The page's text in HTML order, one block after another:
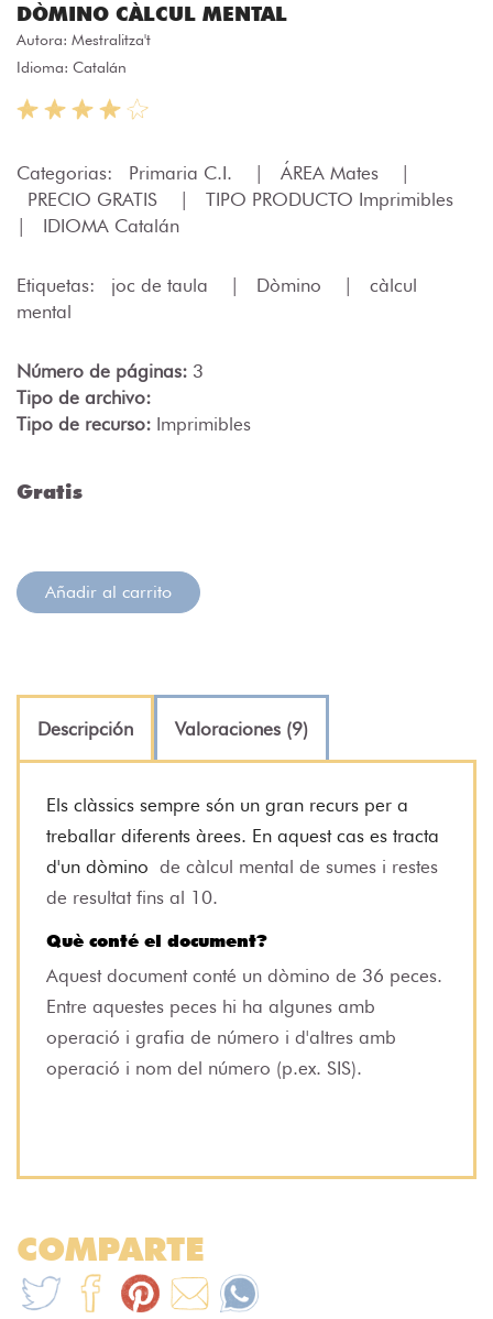
DÒMINO CÀLCUL MENTAL
Autora: Mestralitza't
Idioma: Catalán
Categorias: Primaria C.I. | ÁREA Mates
|
PRECIO GRATIS
|
TIPO PRODUCTO Imprimibles
|
IDIOMA Catalán
Etiquetas: joc de taula | Dòmino |
càlcul
mental
Número de páginas: 3
Tipo de archivo:
Tipo de recurso: Imprimibles
Gratis
Añadir al carrito
Descripción Valoraciones (9)
Els clàssics sempre són un gran recurs per a
treballar diferents àrees. En aquest cas es tracta
d'un dòmino de càlcul mental de sumes i restes
de resultat fins al 10.
Què conté el document?
Aquest document conté un dòmino de 36 peces.
Entre aquestes peces hi ha algunes amb
operació i grafia de número i d'altres amb
operació i nom del número (p.ex. SIS).
COMPARTE